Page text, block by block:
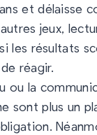
et délaisse
jeux,
les résultats
réagir.
ou la
sont plus un